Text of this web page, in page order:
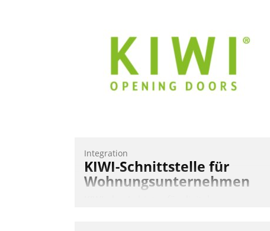
Integration
KIWI-Schnittstelle für
Wohnungsunternehmen